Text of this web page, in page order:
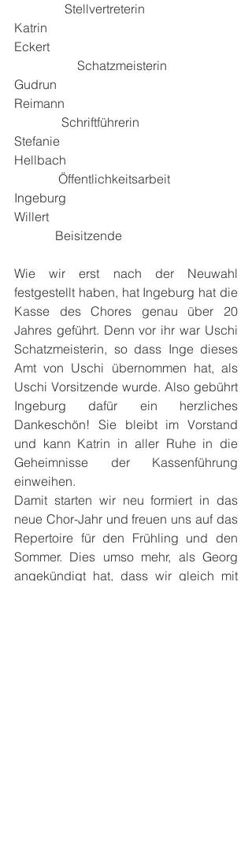
Stellvertreterin
Katrin
Eckert
Schatzmeisterin
Gudrun
Reimann
Schriftführerin
Stefanie
Hellbach
Öffentlichkeitsarbeit
Ingeburg
Willert
Beisitzende
Wie wir erst nach der Neuwahl
festgestellt haben, hat Ingeburg hat die
Kasse des Chores genau über 20
Jahres geführt. Denn vor ihr war Uschi
Schatzmeisterin, so dass Inge dieses
Amt von Uschi übernommen hat, als
Uschi Vorsitzende wurde. Also gebührt
Ingeburg dafür ein herzliches
Dankeschön! Sie bleibt im Vorstand
und kann Katrin in aller Ruhe in die
Geheimnisse der Kassenführung
einweihen.
Damit starten wir neu formiert in das
neue Chor-Jahr und freuen uns auf das
Repertoire für den Frühling und den
Sommer. Dies umso mehr, als Georg
angekündigt hat, dass wir gleich mit